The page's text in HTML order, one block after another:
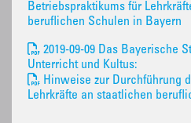
Betriebspraktikums für
beruflichen Schulen in Bayern
2019-09-09 Das Bayerische
Unterricht und Kultus:
Hinweise zur Durchführung
Lehrkräfte an staatlichen